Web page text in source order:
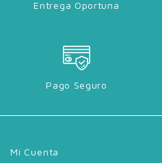
Entrega Oportuna
Pago Seguro
Mi Cuenta